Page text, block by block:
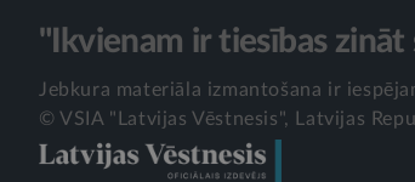
"Ikvienam ir tiesības zināt
Jebkura materiāla izmantošana ir
© VSIA "Latvijas Vēstnesis", Latvijas